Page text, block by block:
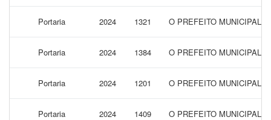
Portaria 2024 1321 O PREFEITO MUNICIPAL
Portaria 2024 1384 O PREFEITO MUNICIPAL
Portaria 2024 1201 O PREFEITO MUNICIPAL
Portaria 2024 1409 O PREFEITO MUNICIPAL